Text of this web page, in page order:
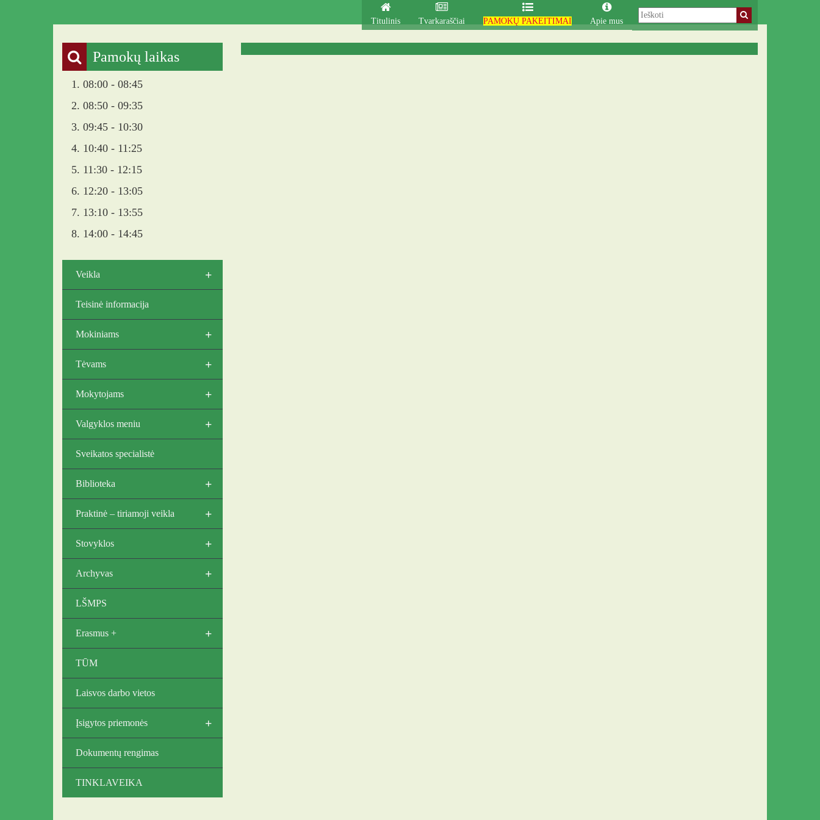
Titulinis Tvarkaraščiai PAMOKŲ PAKEITIMAI Apie mus
Pamokų laikas
1. 08:00 - 08:45
2. 08:50 - 09:35
3. 09:45 - 10:30
4. 10:40 - 11:25
5. 11:30 - 12:15
6. 12:20 - 13:05
7. 13:10 - 13:55
8. 14:00 - 14:45
+
Veikla
Teisinė informacija
+
Mokiniams
+
Tėvams
+
Mokytojams
+
Valgyklos meniu
Sveikatos specialistė
+
Biblioteka
+
Praktinė – tiriamoji veikla
+
Stovyklos
+
Archyvas
LŠMPS
+
Erasmus +
TŪM
Laisvos darbo vietos
+
Įsigytos priemonės
Dokumentų rengimas
TINKLAVEIKA